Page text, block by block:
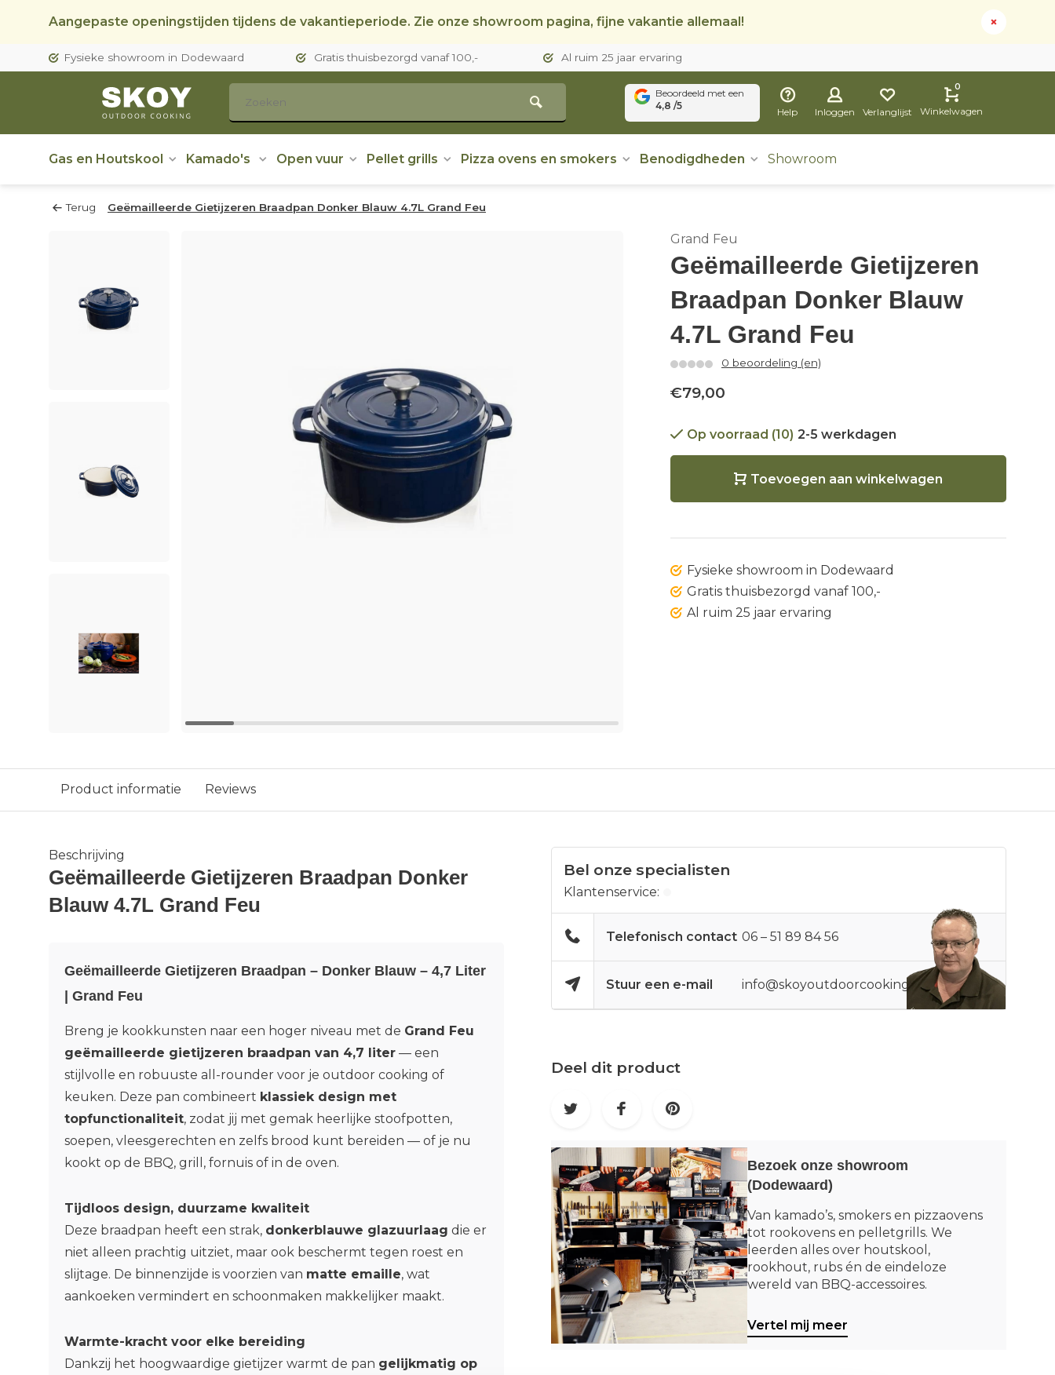
Aangepaste openingstijden tijdens de vakantieperiode. Zie onze showroom pagina, fijne vakantie allemaal!
Fysieke showroom in Dodewaard Gratis thuisbezorgd vanaf 100,- Al ruim 25 jaar ervaring
Beoordeeld met een
4,8 /5
Help Inloggen Verlanglijst
0
Winkelwagen
Gas en Houtskool Kamado's Open vuur Pellet grills Pizza ovens en smokers Benodigdheden Showroom
Terug Geëmailleerde Gietijzeren Braadpan Donker Blauw 4.7L Grand Feu
Grand Feu
Geëmailleerde Gietijzeren
Braadpan Donker Blauw
4.7L Grand Feu
0 beoordeling (en)
€79,00
Op voorraad (10) 2-5 werkdagen
Toevoegen aan winkelwagen
Fysieke showroom in Dodewaard
Gratis thuisbezorgd vanaf 100,-
Al ruim 25 jaar ervaring
Product informatie Reviews
Beschrijving
Geëmailleerde Gietijzeren Braadpan Donker
Blauw 4.7L Grand Feu
Geëmailleerde Gietijzeren Braadpan – Donker Blauw – 4,7 Liter
| Grand Feu
Breng je kookkunsten naar een hoger niveau met de Grand Feu
geëmailleerde gietijzeren braadpan van 4,7 liter — een
stijlvolle en robuuste all-rounder voor je outdoor cooking of
keuken. Deze pan combineert klassiek design met
topfunctionaliteit, zodat jij met gemak heerlijke stoofpotten,
soepen, vleesgerechten en zelfs brood kunt bereiden — of je nu
kookt op de BBQ, grill, fornuis of in de oven.
Tijdloos design, duurzame kwaliteit
Deze braadpan heeft een strak, donkerblauwe glazuurlaag die er
niet alleen prachtig uitziet, maar ook beschermt tegen roest en
slijtage. De binnenzijde is voorzien van matte emaille, wat
aankoeken vermindert en schoonmaken makkelijker maakt.
Warmte-kracht voor elke bereiding
Dankzij het hoogwaardige gietijzer warmt de pan gelijkmatig op
Bel onze specialisten
Klantenservice:
Telefonisch contact 06 – 51 89 84 56
Stuur een e-mail info@skoyoutdoorcooking.nl
Deel dit product
Bezoek onze showroom
(Dodewaard)
Van kamado’s, smokers en pizzaovens
tot rookovens en pelletgrills. We
leerden alles over houtskool,
rookhout, rubs én de eindeloze
wereld van BBQ-accessoires.
Vertel mij meer